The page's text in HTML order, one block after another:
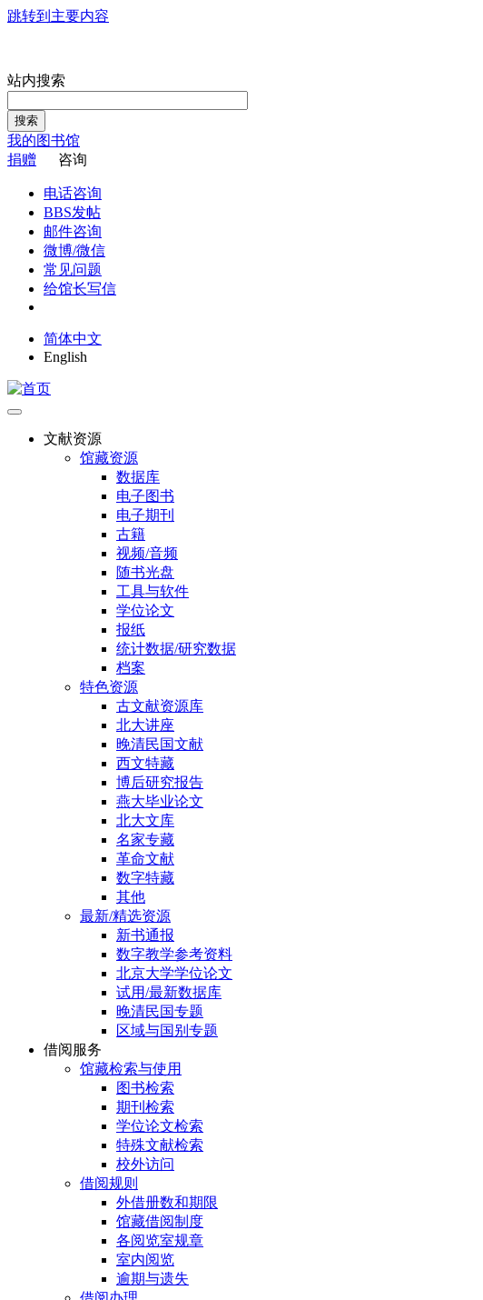
跳转到主要内容
站内搜索
搜索
我的图书馆
捐赠
咨询
电话咨询
BBS发帖
邮件咨询
微博/微信
常见问题
给馆长写信
简体中文
English
文献资源
馆藏资源
数据库
电子图书
电子期刊
古籍
视频/音频
随书光盘
工具与软件
学位论文
报纸
统计数据/研究数据
档案
特色资源
古文献资源库
北大讲座
晚清民国文献
西文特藏
博后研究报告
燕大毕业论文
北大文库
名家专藏
革命文献
数字特藏
其他
最新/精选资源
新书通报
数字教学参考资料
北京大学学位论文
试用/最新数据库
晚清民国专题
区域与国别专题
借阅服务
馆藏检索与使用
图书检索
期刊检索
学位论文检索
特殊文献检索
校外访问
借阅规则
外借册数和期限
馆藏借阅制度
各阅览室规章
室内阅览
逾期与遗失